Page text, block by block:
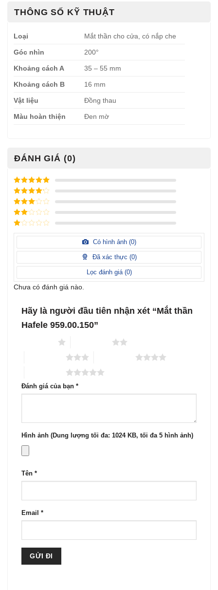
THÔNG SỐ KỸ THUẬT
Loại Mắt thần cho cửa, có nắp che
Góc nhìn 200°
Khoảng cách A 35 – 55 mm
Khoảng cách B 16 mm
Vật liệu Đồng thau
Màu hoàn thiện Đen mờ
ĐÁNH GIÁ (0)
Được xếp
hạng
5
5
sao
Được xếp
hạng
4
5
sao
Được
xếp
hạng3
5 sao
Được
hạng
sao
Được
hạng
1
sao
Có hình ảnh (0)
Đã xác thực (0)
Lọc đánh giá (0)
Chưa có đánh giá nào.
Hãy là người đầu tiên nhận xét “Mắt thần
Hafele 959.00.150”
Đánh giá của bạn *
Hình ảnh (Dung lượng tối đa: 1024 KB, tối đa 5 hình ảnh)
Tên *
Email *